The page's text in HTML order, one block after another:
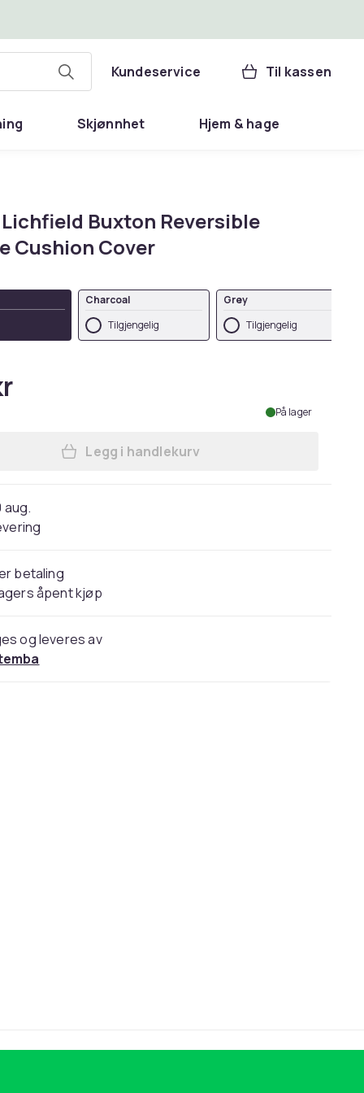
Kundeservice Til kassen
Skjønnhet Hjem & hage
Lichfield Buxton Reversible
Cushion Cover
Charcoal
Tilgjengelig
Grey
Tilgjengelig
På lager
Legg Evans Lichfield Buxton
Legg i handlekurv
aug.
betaling
åpent kjøp
og leveres av